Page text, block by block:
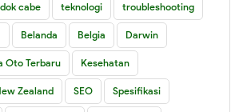
cabe teknologi troubleshooting
Belanda Belgia Darwin
Oto Terbaru Kesehatan
Zealand SEO Spesifikasi